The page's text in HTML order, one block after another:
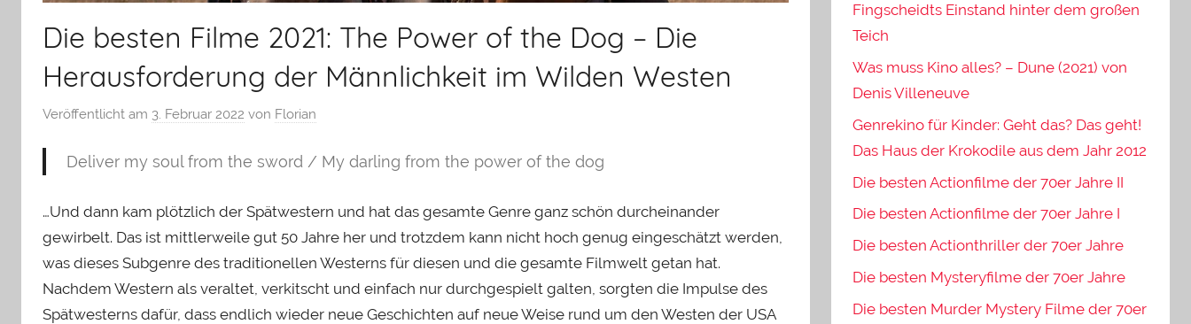
Die besten Filme 2021: The Power of the Dog – Die
Herausforderung der Männlichkeit im Wilden Westen
Veröffentlicht am 3. Februar 2022 von Florian
Deliver my soul from the sword / My darling from the power of the dog
…Und dann kam plötzlich der Spätwestern und hat das gesamte Genre ganz schön durcheinander
gewirbelt. Das ist mittlerweile gut 50 Jahre her und trotzdem kann nicht hoch genug eingeschätzt werden,
was dieses Subgenre des traditionellen Westerns für diesen und die gesamte Filmwelt getan hat.
Nachdem Western als veraltet, verkitscht und einfach nur durchgespielt galten, sorgten die Impulse des
Spätwesterns dafür, dass endlich wieder neue Geschichten auf neue Weise rund um den Westen der USA
Fingscheidts Einstand hinter dem großen
Teich
Was muss Kino alles? – Dune (2021) von
Denis Villeneuve
Genrekino für Kinder: Geht das? Das geht!
Das Haus der Krokodile aus dem Jahr 2012
Die besten Actionfilme der 70er Jahre II
Die besten Actionfilme der 70er Jahre I
Die besten Actionthriller der 70er Jahre
Die besten Mysteryfilme der 70er Jahre
Die besten Murder Mystery Filme der 70er